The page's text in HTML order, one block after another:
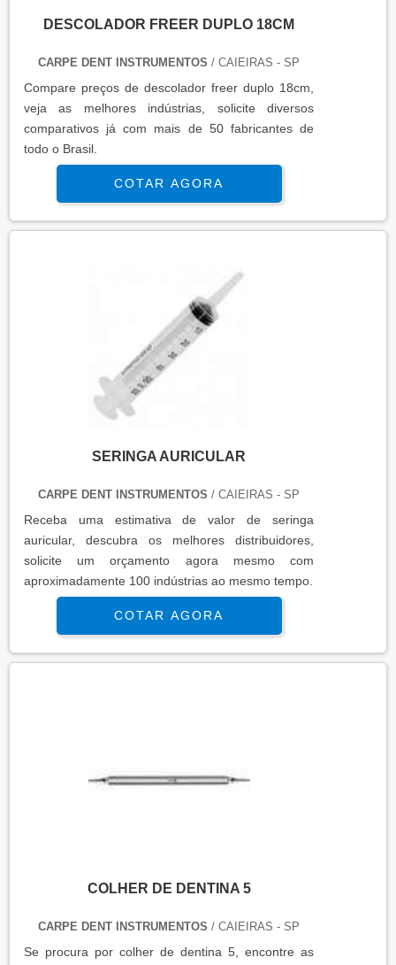
DESCOLADOR FREER DUPLO 18CM
CARPE DENT INSTRUMENTOS / CAIEIRAS - SP
Compare preços de descolador freer duplo 18cm,
veja as melhores indústrias, solicite diversos
comparativos já com mais de 50 fabricantes de
todo o Brasil.
COTAR AGORA
SERINGA AURICULAR
CARPE DENT INSTRUMENTOS / CAIEIRAS - SP
Receba uma estimativa de valor de seringa
auricular, descubra os melhores distribuidores,
solicite um orçamento agora mesmo com
aproximadamente 100 indústrias ao mesmo tempo.
COTAR AGORA
COLHER DE DENTINA 5
CARPE DENT INSTRUMENTOS / CAIEIRAS - SP
Se procura por colher de dentina 5, encontre as